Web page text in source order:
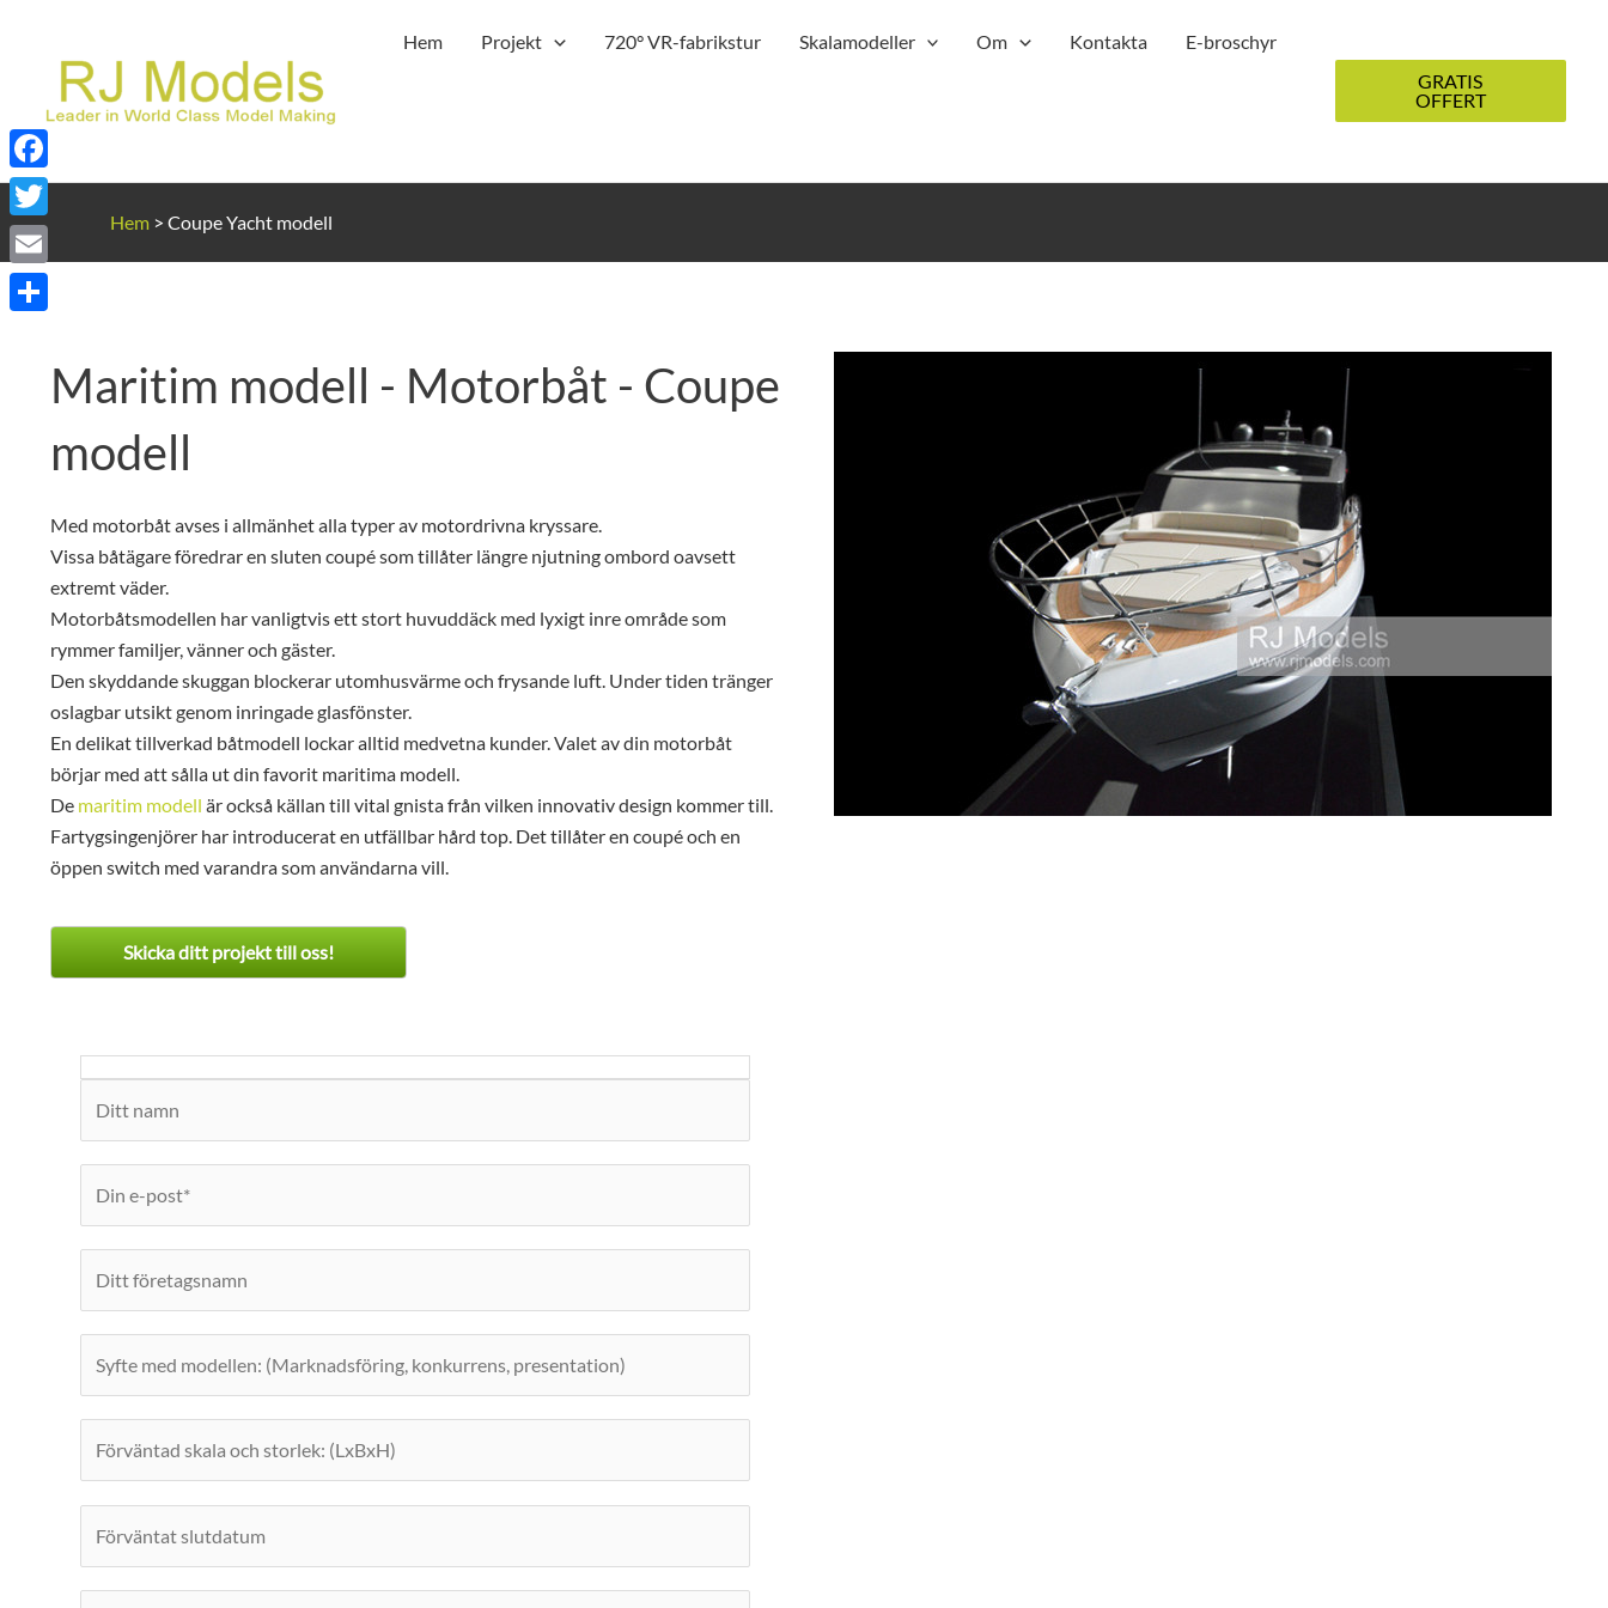
innehållet
Hem Projekt 720° VR-fabrikstur Skalamodeller Om Kontakta
E-broschyr
GRATIS
OFFERT
Hem > Coupe Yacht modell
Maritim modell - Motorbåt - Coupe
modell
Med motorbåt avses i allmänhet alla typer av motordrivna kryssare.
Vissa båtägare föredrar en sluten coupé som tillåter längre njutning ombord oavsett
extremt väder.
Motorbåtsmodellen har vanligtvis ett stort huvuddäck med lyxigt inre område som
rymmer familjer, vänner och gäster.
Den skyddande skuggan blockerar utomhusvärme och frysande luft. Under tiden tränger
oslagbar utsikt genom inringade glasfönster.
En delikat tillverkad båtmodell lockar alltid medvetna kunder. Valet av din motorbåt
börjar med att sålla ut din favorit maritima modell.
De maritim modell är också källan till vital gnista från vilken innovativ design kommer till.
Fartygsingenjörer har introducerat en utfällbar hård top. Det tillåter en coupé och en
öppen switch med varandra som användarna vill.
Skicka ditt projekt till oss!
Facebook
Twitter
Email